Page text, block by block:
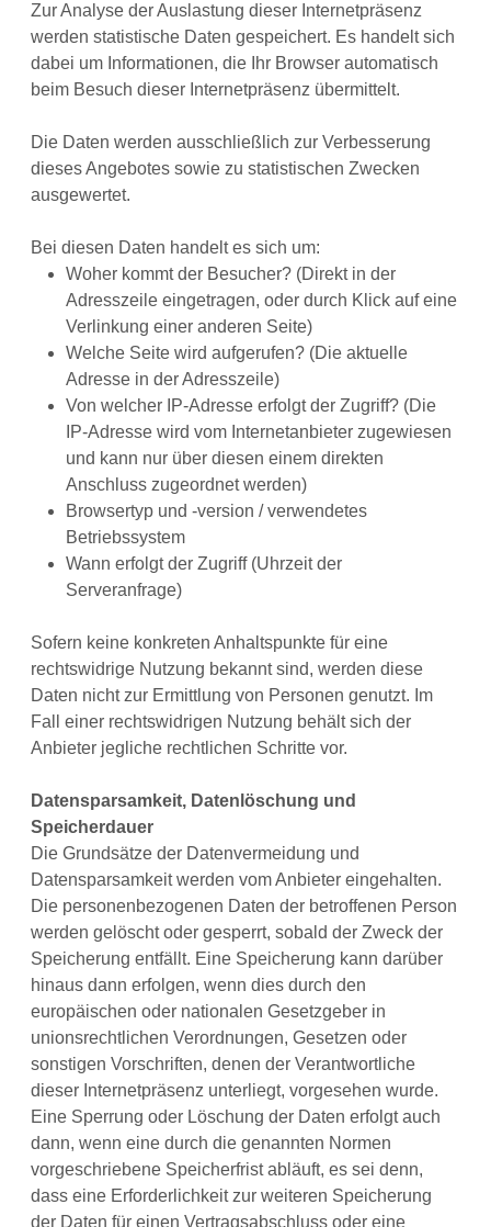
Zur Analyse der Auslastung dieser Internetpräsenz
werden statistische Daten gespeichert. Es handelt sich
dabei um Informationen, die Ihr Browser automatisch
beim Besuch dieser Internetpräsenz übermittelt.
Die Daten werden ausschließlich zur Verbesserung
dieses Angebotes sowie zu statistischen Zwecken
ausgewertet.
Bei diesen Daten handelt es sich um:
Woher kommt der Besucher? (Direkt in der
Adresszeile eingetragen, oder durch Klick auf eine
Verlinkung einer anderen Seite)
Welche Seite wird aufgerufen? (Die aktuelle
Adresse in der Adresszeile)
Von welcher IP-Adresse erfolgt der Zugriff? (Die
IP-Adresse wird vom Internetanbieter zugewiesen
und kann nur über diesen einem direkten
Anschluss zugeordnet werden)
Browsertyp und -version / verwendetes
Betriebssystem
Wann erfolgt der Zugriff (Uhrzeit der
Serveranfrage)
Sofern keine konkreten Anhaltspunkte für eine
rechtswidrige Nutzung bekannt sind, werden diese
Daten nicht zur Ermittlung von Personen genutzt. Im
Fall einer rechtswidrigen Nutzung behält sich der
Anbieter jegliche rechtlichen Schritte vor.
Datensparsamkeit, Datenlöschung und
Speicherdauer
Die Grundsätze der Datenvermeidung und
Datensparsamkeit werden vom Anbieter eingehalten.
Die personenbezogenen Daten der betroffenen Person
werden gelöscht oder gesperrt, sobald der Zweck der
Speicherung entfällt. Eine Speicherung kann darüber
hinaus dann erfolgen, wenn dies durch den
europäischen oder nationalen Gesetzgeber in
unionsrechtlichen Verordnungen, Gesetzen oder
sonstigen Vorschriften, denen der Verantwortliche
dieser Internetpräsenz unterliegt, vorgesehen wurde.
Eine Sperrung oder Löschung der Daten erfolgt auch
dann, wenn eine durch die genannten Normen
vorgeschriebene Speicherfrist abläuft, es sei denn,
dass eine Erforderlichkeit zur weiteren Speicherung
der Daten für einen Vertragsabschluss oder eine